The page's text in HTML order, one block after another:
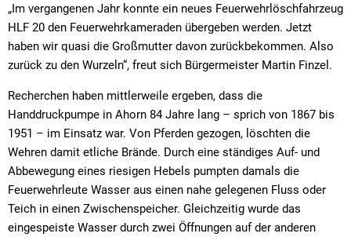
„Im vergangenen Jahr konnte ein neues Feuerwehrlöschfahrzeug
HLF 20 den Feuerwehrkameraden übergeben werden. Jetzt
haben wir quasi die Großmutter davon zurückbekommen. Also
zurück zu den Wurzeln“, freut sich Bürgermeister Martin Finzel.
Recherchen haben mittlerweile ergeben, dass die
Handdruckpumpe in Ahorn 84 Jahre lang – sprich von 1867 bis
1951 – im Einsatz war. Von Pferden gezogen, löschten die
Wehren damit etliche Brände. Durch eine ständiges Auf- und
Abbewegung eines riesigen Hebels pumpten damals die
Feuerwehrleute Wasser aus einen nahe gelegenen Fluss oder
Teich in einen Zwischenspeicher. Gleichzeitig wurde das
eingespeiste Wasser durch zwei Öffnungen auf der anderen